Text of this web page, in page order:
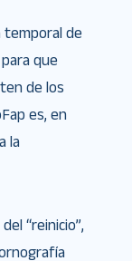
temporal de
que
de los
es, en
la
“reinicio”,